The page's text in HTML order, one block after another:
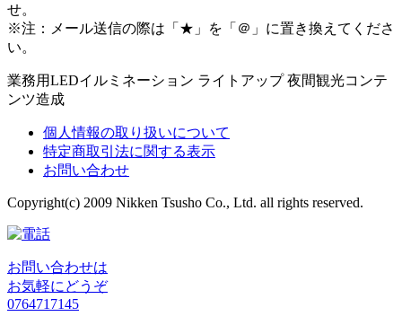
せ。
※注：メール送信の際は「★」を「＠」に置き換えてくださ
い。
業務用LEDイルミネーション ライトアップ 夜間観光コンテ
ンツ造成
個人情報の取り扱いについて
特定商取引法に関する表示
お問い合わせ
Copyright(c) 2009 Nikken Tsusho Co., Ltd. all rights reserved.
お問い合わせは
お気軽にどうぞ
0764717145